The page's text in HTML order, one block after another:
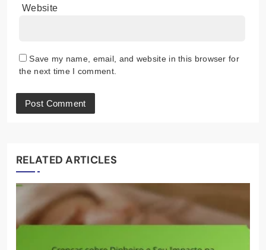
Website
Save my name, email, and website in this browser for
the next time I comment.
RELATED ARTICLES